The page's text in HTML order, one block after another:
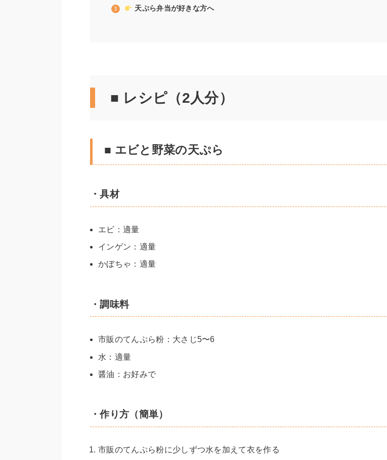
天ぷら弁当が好きな方へ
■ レシピ（2人分）
■ エビと野菜の天ぷら
・具材
エビ：適量
インゲン：適量
かぼちゃ：適量
・調味料
市販のてんぷら粉：大さじ5〜6
水：適量
醤油：お好みで
・作り方（簡単）
市販のてんぷら粉に少しずつ水を加えて衣を作る